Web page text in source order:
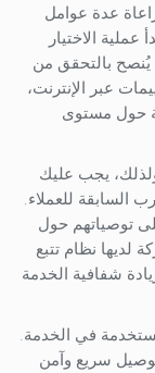
عدة عوامل
الاختيار
بالتحقق من
عبر الإنترنت،
حول مستوى
يجب عليك
السابقة للعملاء.
توصياتهم حول
لديها نظام تتبع
شفافية الخدمة
في الخدمة.
سريع وآمن